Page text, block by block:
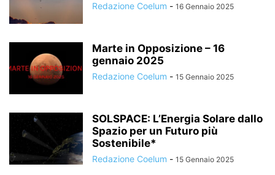
Redazione Coelum - 16 Gennaio 2025
Marte in Opposizione – 16
gennaio 2025
Redazione Coelum - 15 Gennaio 2025
SOLSPACE: L’Energia Solare dallo
Spazio per un Futuro più
Sostenibile*
Redazione Coelum - 15 Gennaio 2025